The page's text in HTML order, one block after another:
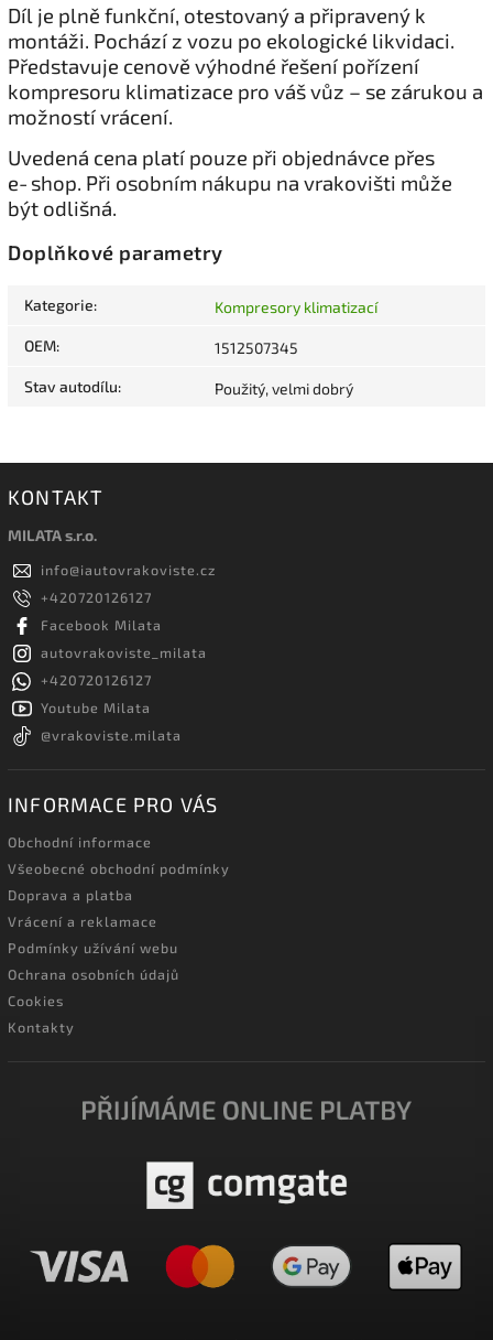
Díl je plně funkční, otestovaný a připravený k
montáži. Pochází z vozu po ekologické likvidaci.
Představuje cenově výhodné řešení pořízení
kompresoru klimatizace pro váš vůz – se zárukou a
možností vrácení.
Uvedená cena platí pouze při objednávce přes
e‑shop. Při osobním nákupu na vrakovišti může
být odlišná.
Doplňkové parametry
Kategorie: Kompresory klimatizací
OEM: 1512507345
Stav autodílu: Použitý, velmi dobrý
KONTAKT
MILATA s.r.o.
info@iautovrakoviste.cz
+420720126127
Facebook Milata
autovrakoviste_milata
+420720126127
Youtube Milata
@vrakoviste.milata
INFORMACE PRO VÁS
Obchodní informace
Všeobecné obchodní podmínky
Doprava a platba
Vrácení a reklamace
Podmínky užívání webu
Ochrana osobních údajů
Cookies
Kontakty